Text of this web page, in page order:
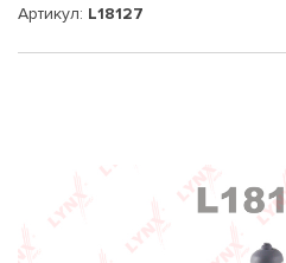
Артикул: L18127